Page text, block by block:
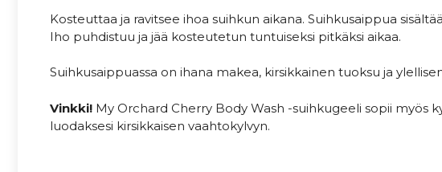
Kosteuttaa ja ravitsee ihoa suihkun aikana. Suihkusaippua
Iho puhdistuu ja jää kosteutetun tuntuiseksi pitkäksi aikaa.
Suihkusaippuassa on ihana makea, kirsikkainen tuoksu ja
Vinkki! My Orchard Cherry Body Wash -suihkugeeli sopii myös
luodaksesi kirsikkaisen vaahtokylvyn.